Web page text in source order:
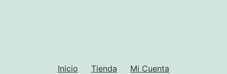
Inicio Tienda Mi Cuenta